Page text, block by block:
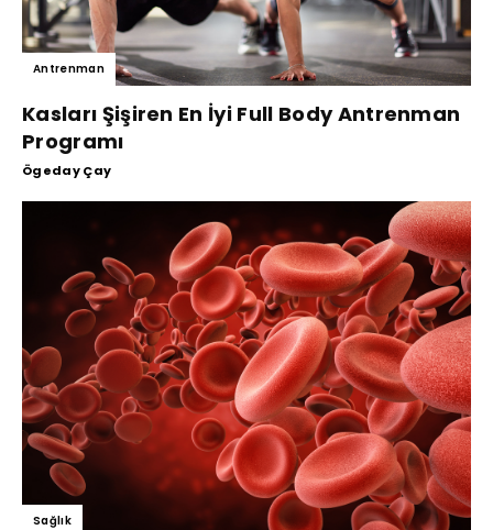
Antrenman
Kasları Şişiren En İyi Full Body Antrenman
Programı
Ögeday Çay
Sağlık